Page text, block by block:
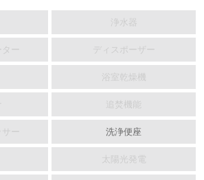
浄水器
ー ディスポーザー
浴室乾燥機
追焚機能
ー 洗浄便座
太陽光発電